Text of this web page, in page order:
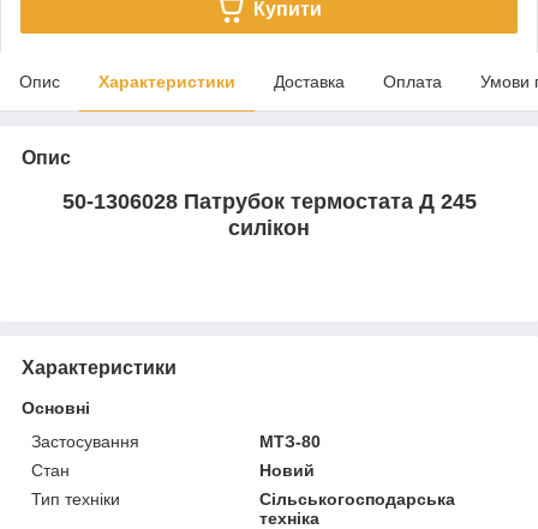
Купити
Опис Характеристики Доставка Оплата Умови
Опис
50-1306028 Патрубок термостата Д 245
силікон
Характеристики
Основні
Застосування
МТЗ-80
Стан
Новий
Тип техніки
Сільськогосподарська
техніка